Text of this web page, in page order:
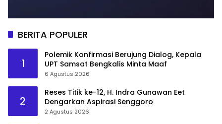
BERITA POPULER
1
Polemik Konfirmasi Berujung Dialog, Kepala
UPT Samsat Bengkalis Minta Maaf
6 Agustus 2026
2
Reses Titik ke-12, H. Indra Gunawan Eet
Dengarkan Aspirasi Senggoro
2 Agustus 2026